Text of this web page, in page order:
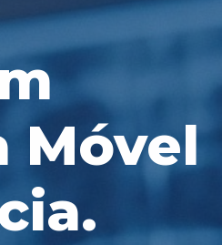
Móvel